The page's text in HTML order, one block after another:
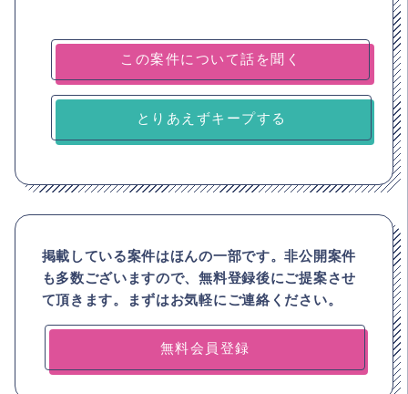
とりあえずキープする
掲載している案件はほんの一部です。非公開案件
も多数ございますので、無料登録後にご提案させ
て頂きます。まずはお気軽にご連絡ください。
無料会員登録